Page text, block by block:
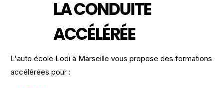
LA CONDUITE
ACCÉLÉRÉE
L'auto école Lodi à Marseille vous propose des formations
accélérées pour :